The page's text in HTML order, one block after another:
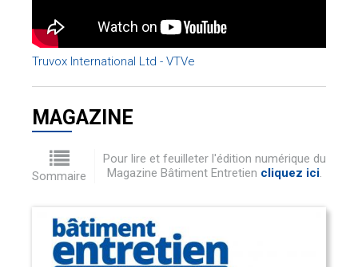
Truvox International Ltd - VTVe
MAGAZINE
Sommaire
Pour lire et feuilleter l'édition numérique du
Magazine Bâtiment Entretien cliquez ici.